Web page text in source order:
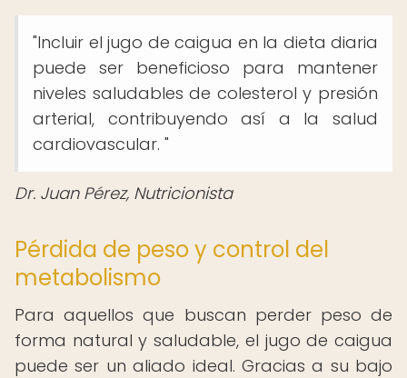
"Incluir el jugo de caigua en la dieta diaria
puede ser beneficioso para mantener
niveles saludables de colesterol y presión
arterial, contribuyendo así a la salud
cardiovascular. "
Dr. Juan Pérez, Nutricionista
Pérdida de peso y control del
metabolismo
Para aquellos que buscan perder peso de
forma natural y saludable, el jugo de caigua
puede ser un aliado ideal. Gracias a su bajo